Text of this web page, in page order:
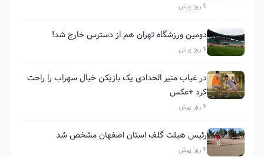
4 روز پیش
دومین ورزشگاه تهران هم از دسترس خارج شد!
4 روز پیش
در غیاب منیر الحدادی یک بازیکن خیال سهراب را راحت
کرد +عکس
4 روز پیش
رئیس هیئت گلف استان اصفهان مشخص شد
4 روز پیش